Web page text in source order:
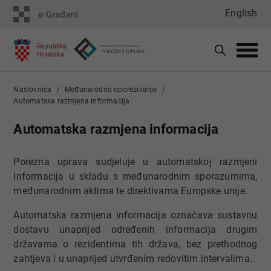
English
Naslovnica
Međunarodno oporezivanje
Automatska razmjena informacija
Automatska razmjena informacija
Porezna uprava sudjeluje u automatskoj razmjeni
informacija u skladu s međunarodnim sporazumima,
međunarodnim aktima te direktivama Europske unije.
Automatska razmjena informacija označava sustavnu
dostavu unaprijed određenih informacija drugim
državama o rezidentima tih država, bez prethodnog
zahtjeva i u unaprijed utvrđenim redovitim intervalima.